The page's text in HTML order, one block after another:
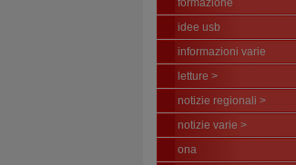
formazione
idee usb
informazioni varie
letture >
notizie regionali >
notizie varie >
ona